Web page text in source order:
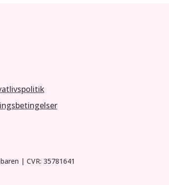
| CVR: 35781641